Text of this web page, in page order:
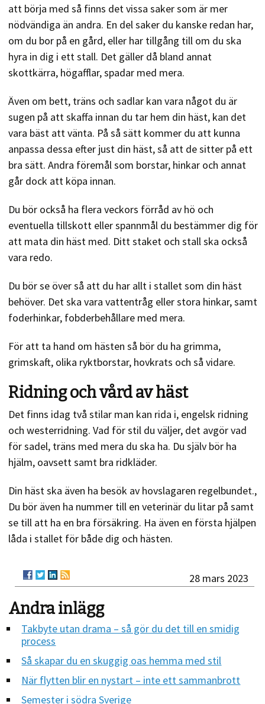
att börja med så finns det vissa saker som är mer
nödvändiga än andra. En del saker du kanske redan har,
om du bor på en gård, eller har tillgång till om du ska
hyra in dig i ett stall. Det gäller då bland annat
skottkärra, högafflar, spadar med mera.
Även om bett, träns och sadlar kan vara något du är
sugen på att skaffa innan du tar hem din häst, kan det
vara bäst att vänta. På så sätt kommer du att kunna
anpassa dessa efter just din häst, så att de sitter på ett
bra sätt. Andra föremål som borstar, hinkar och annat
går dock att köpa innan.
Du bör också ha flera veckors förråd av hö och
eventuella tillskott eller spannmål du bestämmer dig för
att mata din häst med. Ditt staket och stall ska också
vara redo.
Du bör se över så att du har allt i stallet som din häst
behöver. Det ska vara vattentråg eller stora hinkar, samt
foderhinkar, fobderbehållare med mera.
För att ta hand om hästen så bör du ha grimma,
grimskaft, olika ryktborstar, hovkrats och så vidare.
Ridning och vård av häst
Det finns idag två stilar man kan rida i, engelsk ridning
och westerridning. Vad för stil du väljer, det avgör vad
för sadel, träns med mera du ska ha. Du själv bör ha
hjälm, oavsett samt bra ridkläder.
Din häst ska även ha besök av hovslagaren regelbundet.,
Du bör även ha nummer till en veterinär du litar på samt
se till att ha en bra försäkring. Ha även en första hjälpen
låda i stallet för både dig och hästen.
28 mars 2023
Andra inlägg
Takbyte utan drama – så gör du det till en smidig
process
Så skapar du en skuggig oas hemma med stil
När flytten blir en nystart – inte ett sammanbrott
Semester i södra Sverige